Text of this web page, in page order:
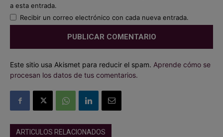
a esta entrada.
Recibir un correo electrónico con cada nueva entrada.
Este sitio usa Akismet para reducir el spam. Aprende cómo se
procesan los datos de tus comentarios.
ARTICULOS RELACIONADOS